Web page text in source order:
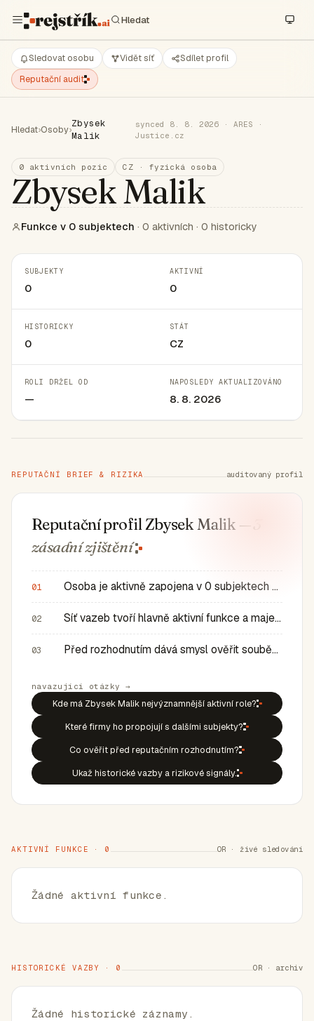
Sledovat osobu Vidět síť
Sdílet profil
Reputační audit
Hledat›Osoby›
Zbysek
Malik
synced 8. 8. 2026 · ARES ·
Justice.cz
0 aktivních pozic CZ · fyzická osoba
Zbysek Malik
Funkce v 0 subjektech · 0 aktivních · 0 historicky
SUBJEKTY
0
AKTIVNÍ
0
HISTORICKY
0
STÁT
CZ
ROLI DRŽEL OD
—
NAPOSLEDY AKTUALIZOVÁNO
8. 8. 2026
REPUTAČNÍ BRIEF & RIZIKA auditovaný profil
Reputační profil Zbysek Malik — 3
zásadnízjištění
01 Osoba je aktivně zapojena v 0 subjektech a má 0 historic…
02 Síť vazeb tvoří hlavně aktivní funkce a majetkové role v…
03 Před rozhodnutím dává smysl ověřit souběh rolí, historic…
navazující otázky →
Kde má Zbysek Malik nejvýznamnější aktivní role?
Které firmy ho propojují s dalšími subjekty?
Co ověřit před reputačním rozhodnutím?
Ukaž historické vazby a rizikové signály.
AKTIVNÍ FUNKCE · 0 OR · živé sledování
Žádné aktivní funkce.
HISTORICKÉ VAZBY · 0 OR · archiv
Žádné historické záznamy.